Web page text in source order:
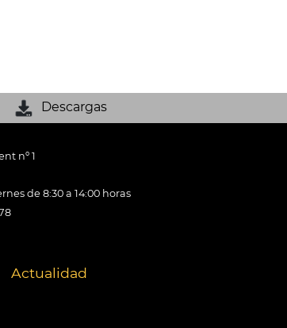
Descargas
nº 1
de 8:30 a 14:00 horas
Actualidad